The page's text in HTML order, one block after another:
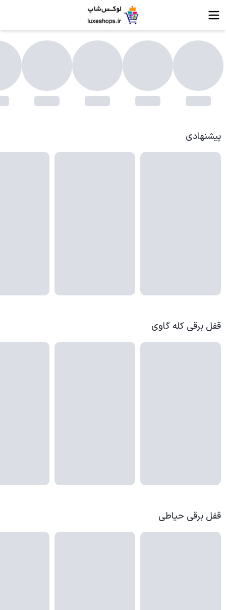
پیشنهادی
قفل برقی کله گاوی
قفل برقی حیاطی